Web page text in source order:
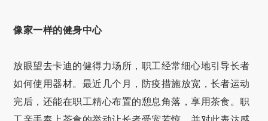
像家一样的健身中心
放眼望去卡迪的健得力场所，职工经常细心地引导长者
如何使用器材。最近几个月，防疫措施放宽，长者运动
完后，还能在职工精心布置的憩息角落，享用茶食。职